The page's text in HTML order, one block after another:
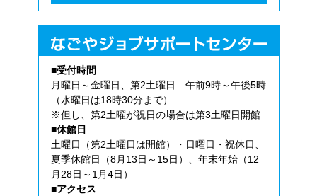
■受付時間
月曜日～金曜日、第2土曜日 午前9時～午後5時
（水曜日は18時30分まで）
※但し、第2土曜が祝日の場合は第3土曜日開館
■休館日
土曜日（第2土曜日は開館）・日曜日・祝休日、
夏季休館日（8月13日～15日）、年末年始（12
月28日～1月4日）
■アクセス